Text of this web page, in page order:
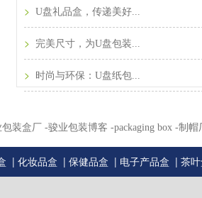
> U盘礼品盒，传递美好...
> 完美尺寸，为U盘包装...
> 时尚与环保：U盘纸包...
装盒厂 -骏业包装博客 -packaging box -制帽
| 化妆品盒 | 保健品盒 | 电子产品盒 | 茶